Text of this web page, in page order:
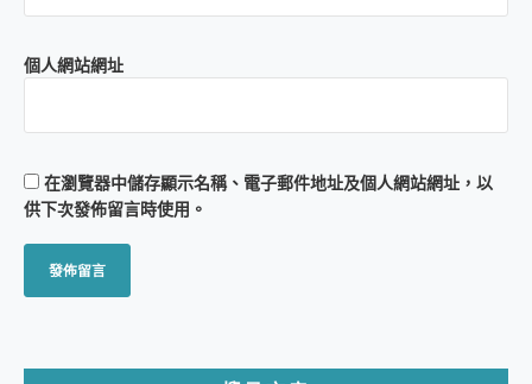
個人網站網址
在瀏覽器中儲存顯示名稱、電子郵件地址及個人網站網址，以
供下次發佈留言時使用。